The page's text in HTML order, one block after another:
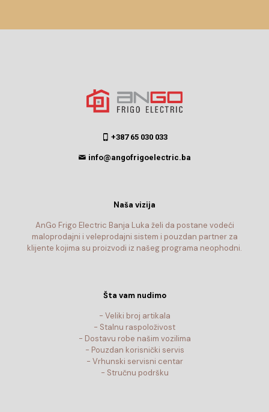
+387 65 030 033
info@angofrigoelectric.ba
Naša vizija
AnGo Frigo Electric Banja Luka želi da postane vodeći
maloprodajni i veleprodajni sistem i pouzdan partner za
klijente kojima su proizvodi iz našeg programa neophodni.
Šta vam nudimo
- Veliki broj artikala
- Stalnu raspoloživost
- Dostavu robe našim vozilima
- Pouzdan korisnički servis
- Vrhunski servisni centar
- Stručnu podršku